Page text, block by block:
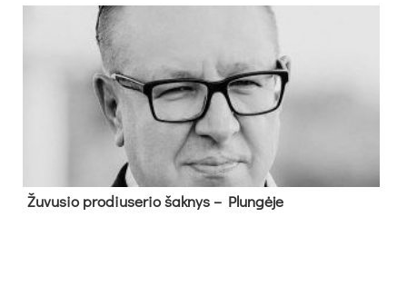
Žu­vu­sio pro­diu­se­rio šak­nys – Plun­gė­je